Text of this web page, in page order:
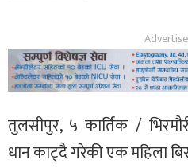
तुलसीपुर, ५ कार्तिक /
धान काट्दै गरेकी एक महिला